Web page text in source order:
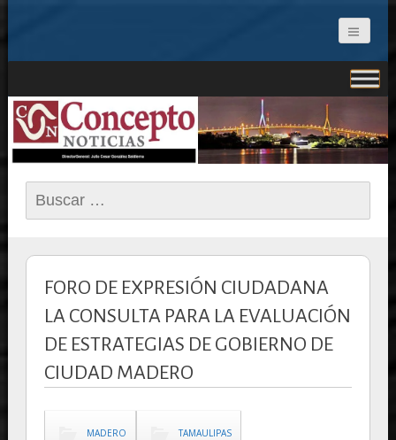
CONCEPTO NOTICIAS
Buscar:
FORO DE EXPRESIÓN CIUDADANA
LA CONSULTA PARA LA EVALUACIÓN
DE ESTRATEGIAS DE GOBIERNO DE
CIUDAD MADERO
MADERO TAMAULIPAS